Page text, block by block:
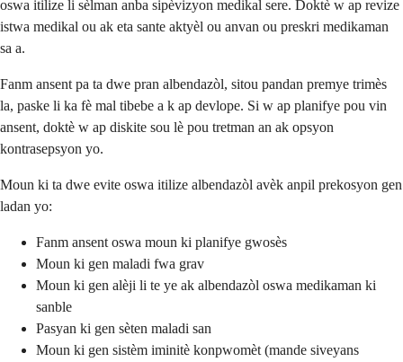
oswa itilize li sèlman anba sipèvizyon medikal sere. Doktè w ap revize
istwa medikal ou ak eta sante aktyèl ou anvan ou preskri medikaman
sa a.
Fanm ansent pa ta dwe pran albendazòl, sitou pandan premye trimès
la, paske li ka fè mal tibebe a k ap devlope. Si w ap planifye pou vin
ansent, doktè w ap diskite sou lè pou tretman an ak opsyon
kontrasepsyon yo.
Moun ki ta dwe evite oswa itilize albendazòl avèk anpil prekosyon gen
ladan yo:
Fanm ansent oswa moun ki planifye gwosès
Moun ki gen maladi fwa grav
Moun ki gen alèji li te ye ak albendazòl oswa medikaman ki
sanble
Pasyan ki gen sèten maladi san
Moun ki gen sistèm iminitè konpwomèt (mande siveyans